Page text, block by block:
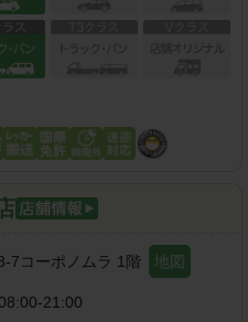
7コーポノムラ 1階 地図
08:00-21:00